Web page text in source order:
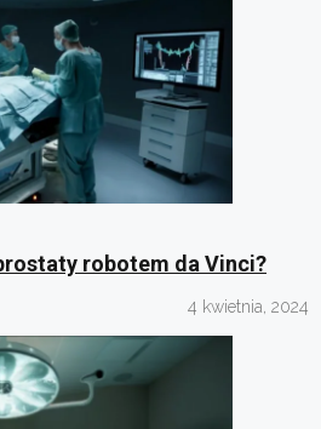
robotem da Vinci?
4 kwietnia, 2024